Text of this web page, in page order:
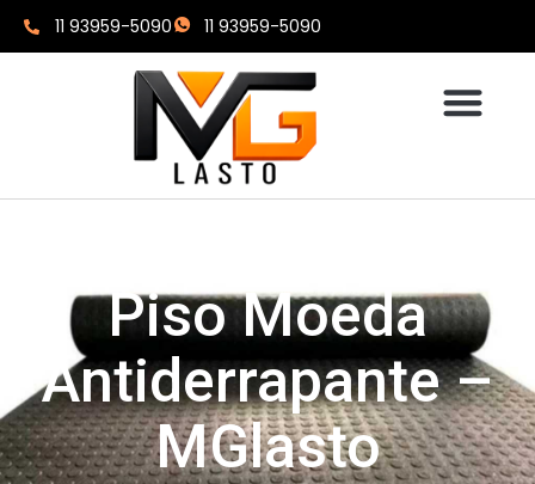
11 93959-5090 11 93959-5090
Piso Moeda
Antiderrapante –
MGlasto